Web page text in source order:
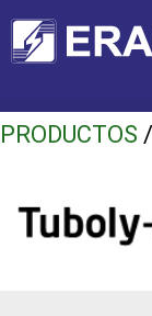
PRODUCTOS